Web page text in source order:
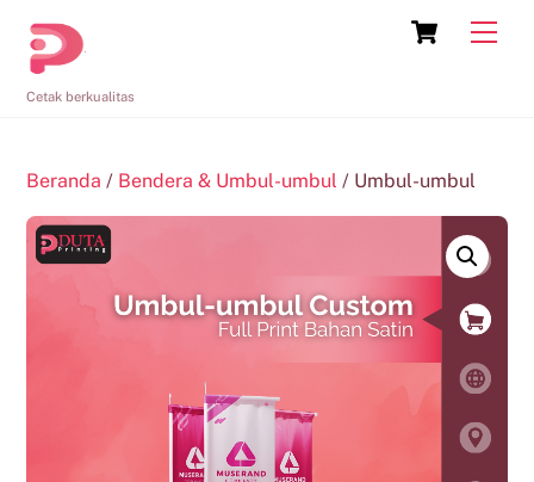
content
Cart
Cetak berkualitas
Beranda / Bendera & Umbul-umbul / Umbul-umbul